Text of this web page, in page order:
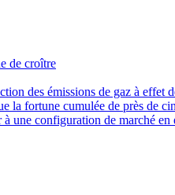
de croître
des émissions de gaz à effet
fortune cumulée de près de
à une configuration de marché